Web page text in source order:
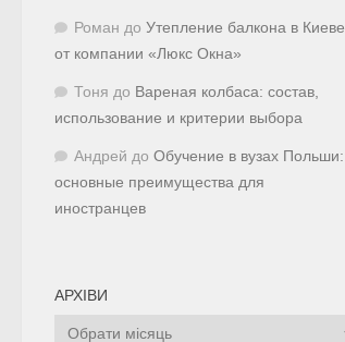
Роман до Утепление балкона в Киеве
от компании «Люкс Окна»
Тоня до Вареная колбаса: состав,
использование и критерии выбора
Андрей до Обучение в вузах Польши:
основные преимущества для
иностранцев
АРХІВИ
Архіви